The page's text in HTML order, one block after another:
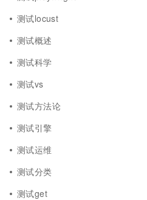
测试locust
测试概述
测试科学
测试vs
测试方法论
测试引擎
测试运维
测试分类
测试get